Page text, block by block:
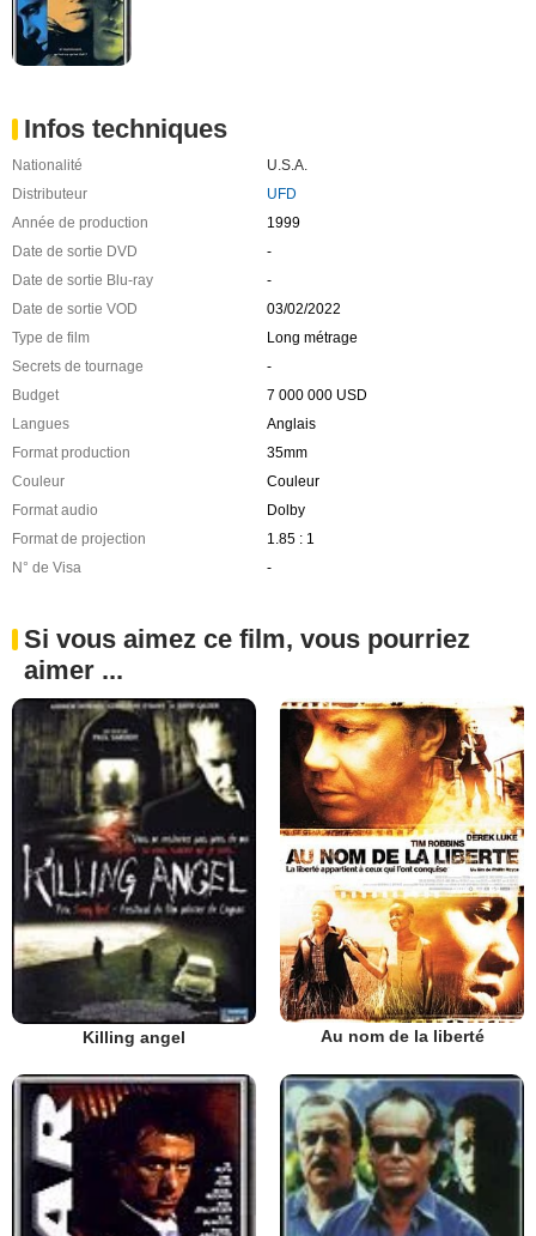
Infos techniques
Nationalité
U.S.A.
Distributeur
UFD
Année de production
1999
Date de sortie DVD
-
Date de sortie Blu-ray
-
Date de sortie VOD
03/02/2022
Type de film
Long métrage
Secrets de tournage
-
Budget
7 000 000 USD
Langues
Anglais
Format production
35mm
Couleur
Couleur
Format audio
Dolby
Format de projection
1.85 : 1
N° de Visa
-
Si vous aimez ce film, vous pourriez
aimer ...
Killing angel Au nom de la liberté